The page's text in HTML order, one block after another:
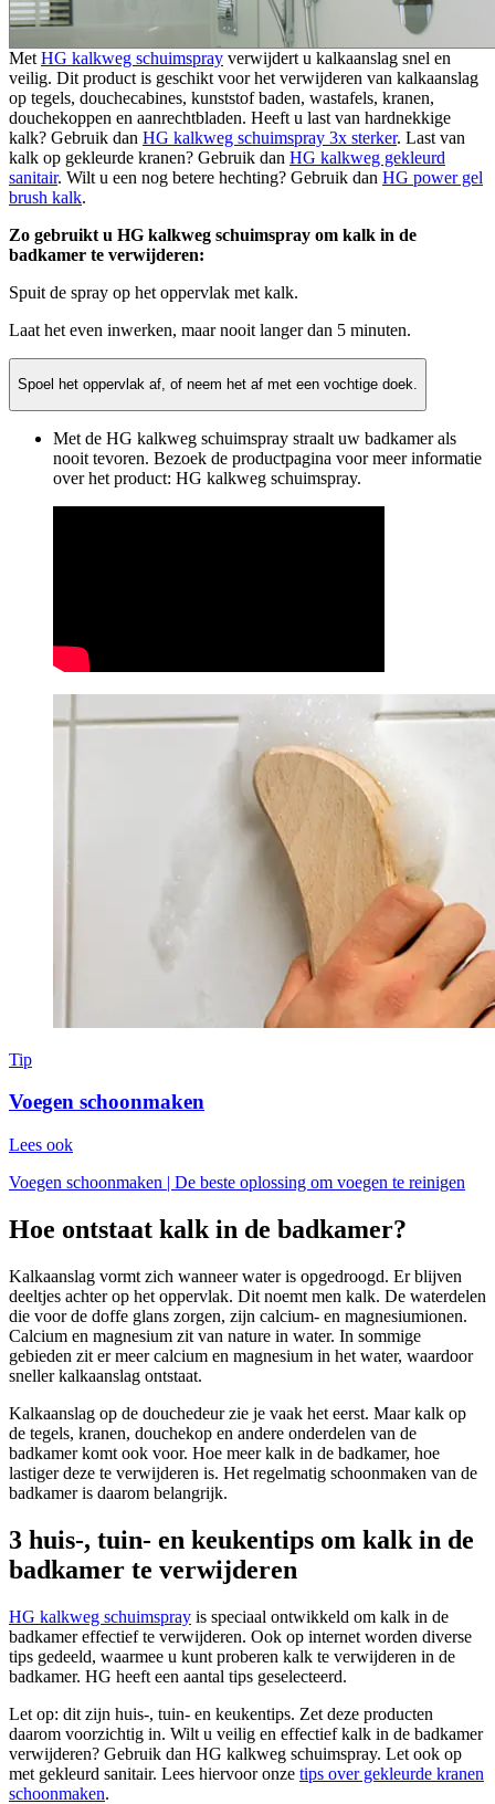
Met HG kalkweg schuimspray verwijdert u kalkaanslag snel en
veilig. Dit product is geschikt voor het verwijderen van kalkaanslag
op tegels, douchecabines, kunststof baden, wastafels, kranen,
douchekoppen en aanrechtbladen. Heeft u last van hardnekkige
kalk? Gebruik dan HG kalkweg schuimspray 3x sterker. Last van
kalk op gekleurde kranen? Gebruik dan HG kalkweg gekleurd
sanitair. Wilt u een nog betere hechting? Gebruik dan HG power gel
brush kalk.
Zo gebruikt u HG kalkweg schuimspray om kalk in de
badkamer te verwijderen:
Spuit de spray op het oppervlak met kalk.
Laat het even inwerken, maar nooit langer dan 5 minuten.
Spoel het oppervlak af, of neem het af met een vochtige doek.
Met de HG kalkweg schuimspray straalt uw badkamer als
nooit tevoren. Bezoek de productpagina voor meer informatie
over het product: HG kalkweg schuimspray.
Tip
Voegen schoonmaken
Lees ook
Voegen schoonmaken | De beste oplossing om voegen te reinigen
Hoe ontstaat kalk in de badkamer?
Kalkaanslag vormt zich wanneer water is opgedroogd. Er blijven
deeltjes achter op het oppervlak. Dit noemt men kalk. De waterdelen
die voor de doffe glans zorgen, zijn calcium- en magnesiumionen.
Calcium en magnesium zit van nature in water. In sommige
gebieden zit er meer calcium en magnesium in het water, waardoor
sneller kalkaanslag ontstaat.
Kalkaanslag op de douchedeur zie je vaak het eerst. Maar kalk op
de tegels, kranen, douchekop en andere onderdelen van de
badkamer komt ook voor. Hoe meer kalk in de badkamer, hoe
lastiger deze te verwijderen is. Het regelmatig schoonmaken van de
badkamer is daarom belangrijk.
3 huis-, tuin- en keukentips om kalk in de
badkamer te verwijderen
HG kalkweg schuimspray is speciaal ontwikkeld om kalk in de
badkamer effectief te verwijderen. Ook op internet worden diverse
tips gedeeld, waarmee u kunt proberen kalk te verwijderen in de
badkamer. HG heeft een aantal tips geselecteerd.
Let op: dit zijn huis-, tuin- en keukentips. Zet deze producten
daarom voorzichtig in. Wilt u veilig en effectief kalk in de badkamer
verwijderen? Gebruik dan HG kalkweg schuimspray. Let ook op
met gekleurd sanitair. Lees hiervoor onze tips over gekleurde kranen
schoonmaken.